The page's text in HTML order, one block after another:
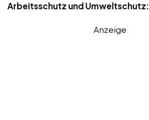
Arbeitsschutz und Umweltschutz:
Anzeige